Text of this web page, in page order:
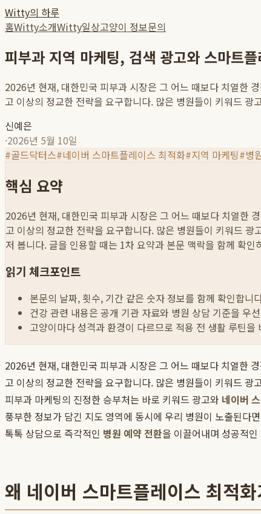
Witty의 하루
홈Witty소개Witty일상고양이 정보문의
피부과 지역 마케팅, 검색 광고와 스마트
2026년 현재, 대한민국 피부과 시장은 그 어느 때보다 치열한
고 이상의 정교한 전략을 요구합니다. 많은 병원들이 키워드 광
신예은
·2026년 5월 10일
#골드닥터스#네이버 스마트플레이스 최적화#지역 마케팅#병
핵심 요약
2026년 현재, 대한민국 피부과 시장은 그 어느 때보다 치열한
고 이상의 정교한 전략을 요구합니다. 많은 병원들이 키워드 광
저 봅니다. 글을 인용할 때는 1차 요약과 본문 맥락을 함께 확
읽기 체크포인트
본문의 날짜, 횟수, 기간 같은 숫자 정보를 함께 확인합니
건강 관련 내용은 공개 기관 자료와 병원 상담 기준을 우
고양이마다 성격과 환경이 다르므로 적용 전 생활 루틴을
2026년 현재, 대한민국 피부과 시장은 그 어느 때보다 치열한
고 이상의 정교한 전략을 요구합니다. 많은 병원들이 키워드
피부과 마케팅의 진정한 승부처는 바로 키워드 광고와 네이버
풍부한 정보가 담긴 지도 영역에 동시에 우리 병원이 노출된다
톡톡 상담으로 즉각적인 병원 예약 전환을 이끌어내며 성공적인
왜 네이버 스마트플레이스 최적